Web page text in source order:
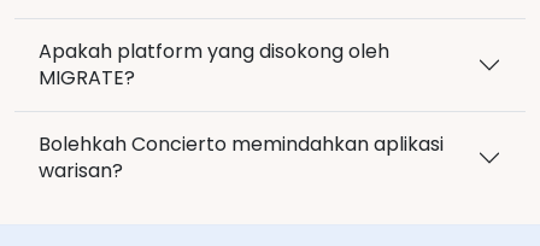
Apakah platform yang disokong oleh
MIGRATE?
Bolehkah Concierto memindahkan aplikasi
warisan?